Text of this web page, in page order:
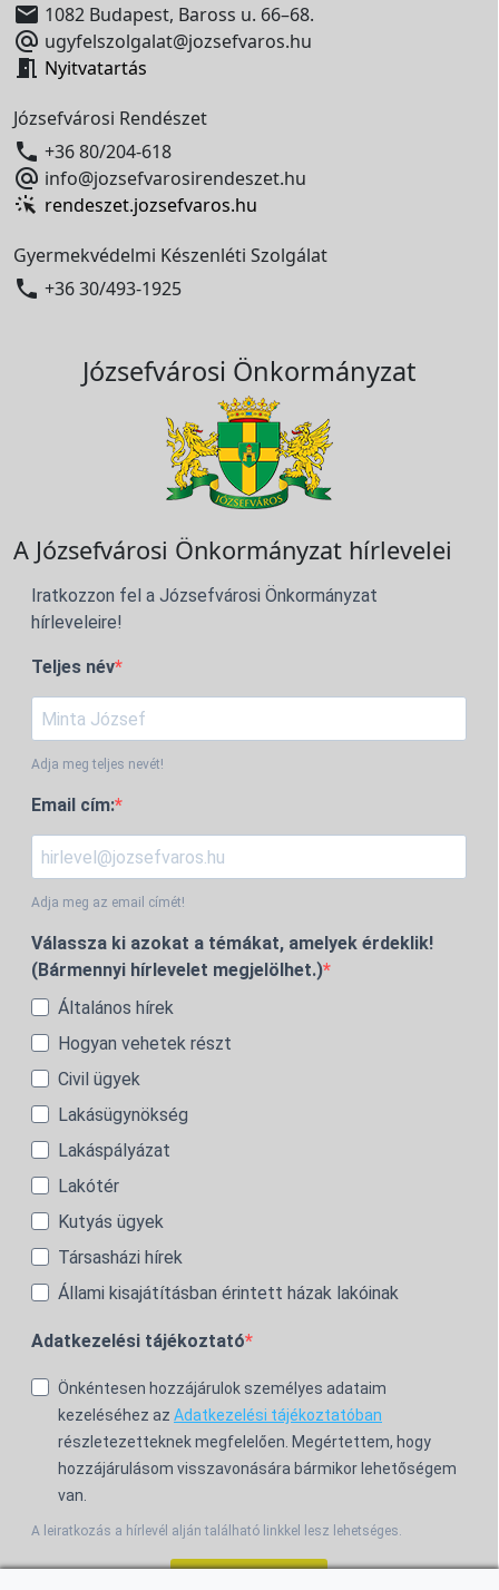
 1082 Budapest, Baross u. 66–68.
 ugyfelszolgalat@jozsefvaros.hu
 Nyitvatartás
Józsefvárosi Rendészet
 +36 80/204-618
 info@jozsefvarosirendeszet.hu
rendeszet.jozsefvaros.hu
Gyermekvédelmi Készenléti Szolgálat
 +36 30/493-1925
Józsefvárosi Önkormányzat
A Józsefvárosi Önkormányzat hírlevelei
Iratkozzon fel a Józsefvárosi Önkormányzat
hírleveleire!
Teljes név
Adja meg teljes nevét!
Email cím:
Adja meg az email címét!
Válassza ki azokat a témákat, amelyek érdeklik!
(Bármennyi hírlevelet megjelölhet.)
Általános hírek
Hogyan vehetek részt
Civil ügyek
Lakásügynökség
Lakáspályázat
Lakótér
Kutyás ügyek
Társasházi hírek
Állami kisajátításban érintett házak lakóinak
Adatkezelési tájékoztató
Önkéntesen hozzájárulok személyes adataim
kezeléséhez az Adatkezelési tájékoztatóban
részletezetteknek megfelelően. Megértettem, hogy
hozzájárulásom visszavonására bármikor lehetőségem
van.
A leiratkozás a hírlevél alján található linkkel lesz lehetséges.